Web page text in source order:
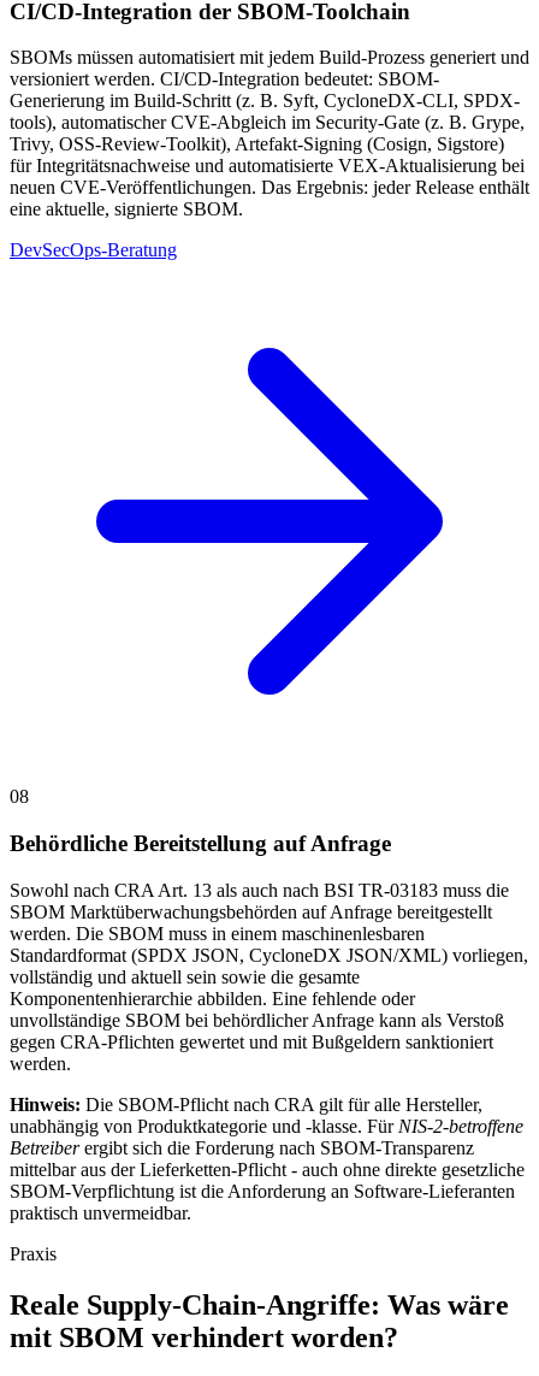
CI/CD-Integration der SBOM-Toolchain
SBOMs müssen automatisiert mit jedem Build-Prozess generiert und
versioniert werden. CI/CD-Integration bedeutet: SBOM-
Generierung im Build-Schritt (z. B. Syft, CycloneDX-CLI, SPDX-
tools), automatischer CVE-Abgleich im Security-Gate (z. B. Grype,
Trivy, OSS-Review-Toolkit), Artefakt-Signing (Cosign, Sigstore)
für Integritätsnachweise und automatisierte VEX-Aktualisierung bei
neuen CVE-Veröffentlichungen. Das Ergebnis: jeder Release enthält
eine aktuelle, signierte SBOM.
DevSecOps-Beratung
08
Behördliche Bereitstellung auf Anfrage
Sowohl nach CRA Art. 13 als auch nach BSI TR-03183 muss die
SBOM Marktüberwachungsbehörden auf Anfrage bereitgestellt
werden. Die SBOM muss in einem maschinenlesbaren
Standardformat (SPDX JSON, CycloneDX JSON/XML) vorliegen,
vollständig und aktuell sein sowie die gesamte
Komponentenhierarchie abbilden. Eine fehlende oder
unvollständige SBOM bei behördlicher Anfrage kann als Verstoß
gegen CRA-Pflichten gewertet und mit Bußgeldern sanktioniert
werden.
Hinweis: Die SBOM-Pflicht nach CRA gilt für alle Hersteller,
unabhängig von Produktkategorie und -klasse. Für NIS-2-betroffene
Betreiberergibt sich die Forderung nach SBOM-Transparenz
mittelbar aus der Lieferketten-Pflicht - auch ohne direkte gesetzliche
SBOM-Verpflichtung ist die Anforderung an Software-Lieferanten
praktisch unvermeidbar.
Praxis
Reale Supply-Chain-Angriffe: Was wäre
mit SBOM verhindert worden?